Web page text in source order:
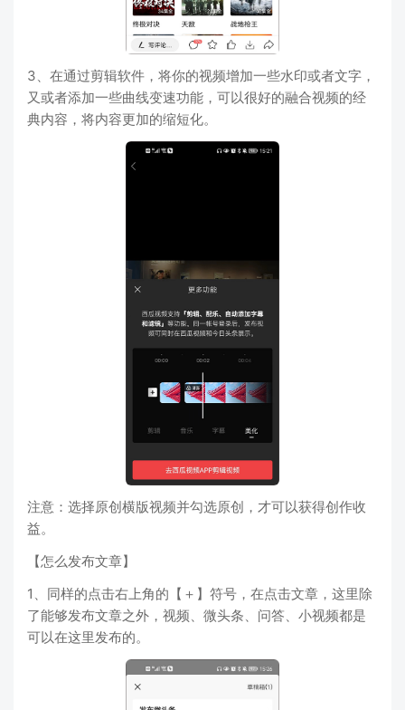
3、在通过剪辑软件，将你的视频增加一些水印或者文字，
又或者添加一些曲线变速功能，可以很好的融合视频的经
典内容，将内容更加的缩短化。
注意：选择原创横版视频并勾选原创，才可以获得创作收
益。
【怎么发布文章】
1、同样的点击右上角的【＋】符号，在点击文章，这里除
了能够发布文章之外，视频、微头条、问答、小视频都是
可以在这里发布的。